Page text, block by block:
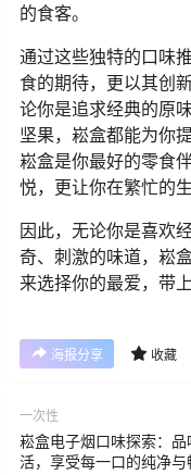
的食客。
通过这些独特的口味
食的期待，更以其创
论你是追求经典的原
坚果，崧盒都能为你
崧盒是你最好的零食
悦，更让你在繁忙的
因此，无论你是喜欢
奇、刺激的味道，崧
来选择你的最爱，带
海报分享 收藏
一次性
崧盒电子烟口味探索：品
活，享受每一口的纯净与